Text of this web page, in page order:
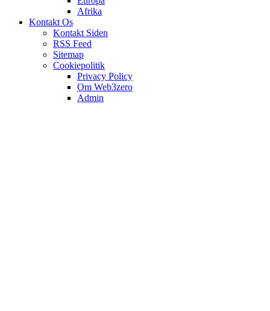
Afrika
Kontakt Os
Kontakt Siden
RSS Feed
Sitemap
Cookiepolitik
Privacy Policy
Om Web3zero
Admin